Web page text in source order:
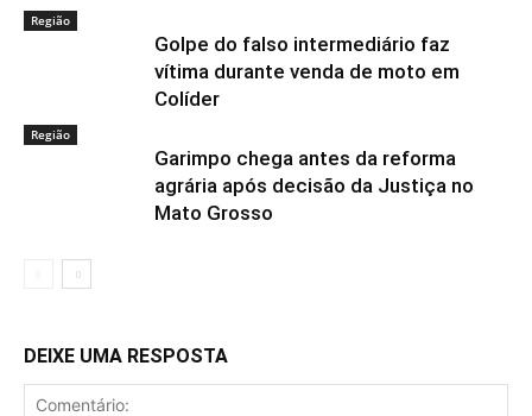
Região
Golpe do falso intermediário faz
vítima durante venda de moto em
Colíder
Região
Garimpo chega antes da reforma
agrária após decisão da Justiça no
Mato Grosso
DEIXE UMA RESPOSTA